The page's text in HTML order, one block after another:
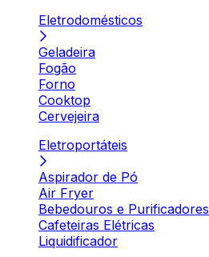
Eletrodomésticos
Geladeira
Fogão
Forno
Cooktop
Cervejeira
Eletroportáteis
Aspirador de Pó
Air Fryer
Bebedouros e Purificadores
Cafeteiras Elétricas
Liquidificador